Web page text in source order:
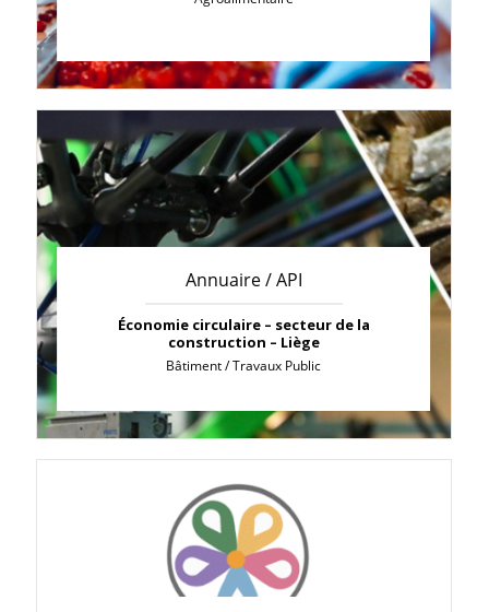
Annuaire / API
Économie circulaire – secteur de la
construction – Liège
Bâtiment / Travaux Public